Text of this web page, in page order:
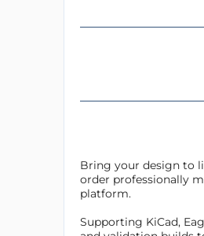
Bring your design to
order professionally
platform.
Supporting KiCad,